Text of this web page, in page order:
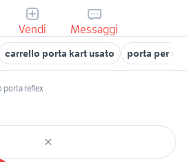
Vendi Messaggi
carrello porta kart usato porta per
porta reflex